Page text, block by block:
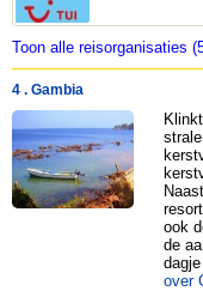
Toon alle reisorganisaties
4 . Gambia
ook
de
over